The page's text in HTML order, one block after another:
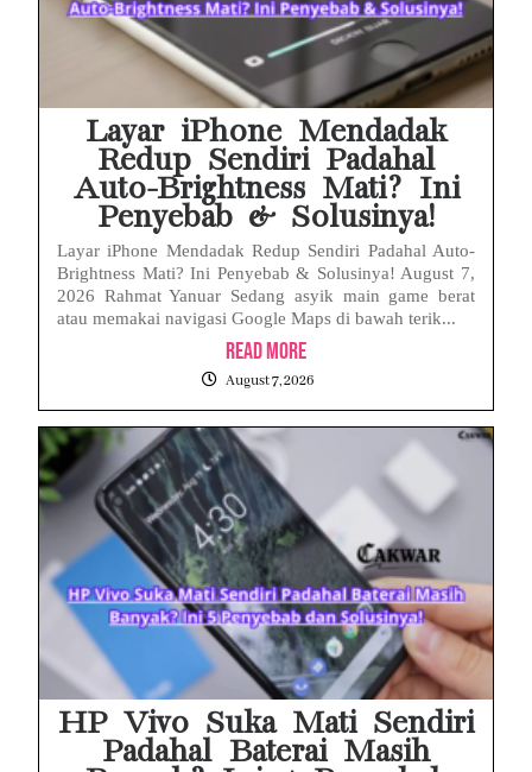
Layar iPhone Mendadak
Redup Sendiri Padahal
Auto-Brightness Mati? Ini
Penyebab & Solusinya!
Layar iPhone Mendadak Redup Sendiri Padahal Auto-
Brightness Mati? Ini Penyebab & Solusinya! August 7,
2026 Rahmat Yanuar Sedang asyik main game berat
atau memakai navigasi Google Maps di bawah terik...
Read More
August 7, 2026
HP Vivo Suka Mati Sendiri
Padahal Baterai Masih